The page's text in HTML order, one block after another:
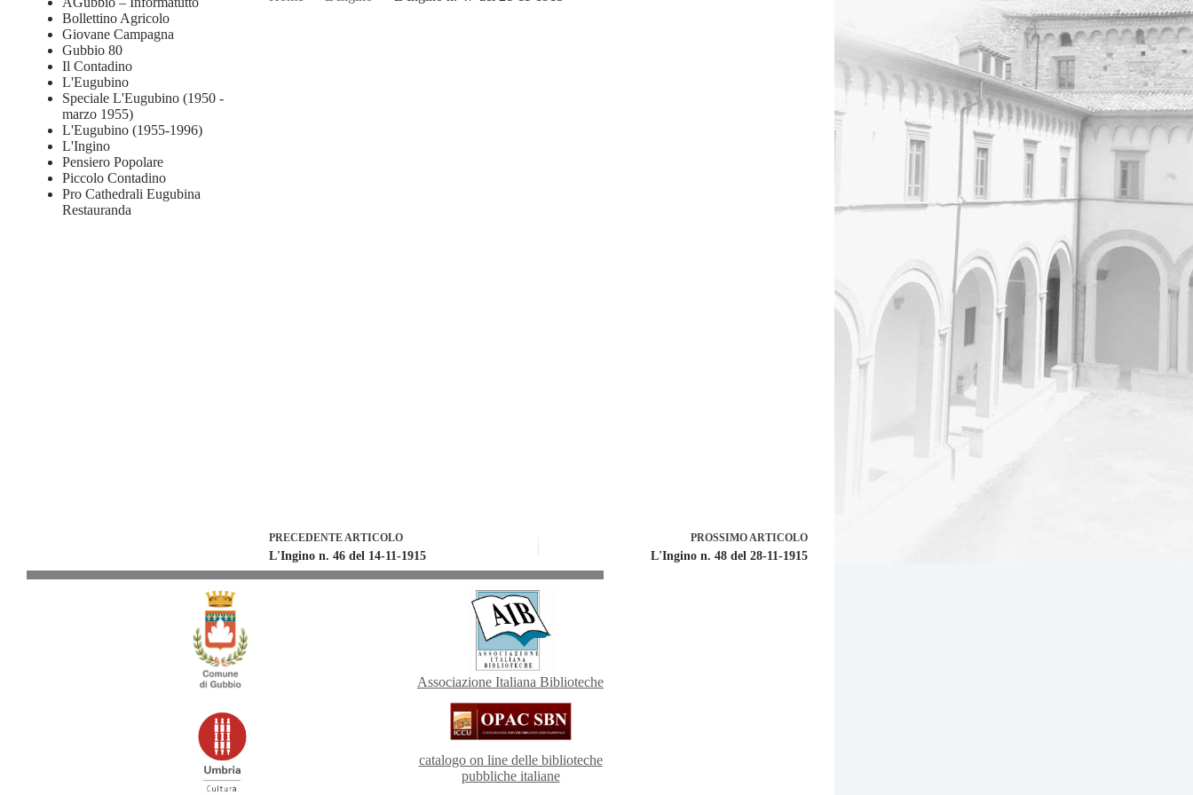
PRECEDENTEARTICOLO
L'Ingino n. 46 del 14-11-1915
PROSSIMOARTICOLO
L'Ingino n. 48 del 28-11-1915
Bollettino Agricolo
Giovane Campagna
Gubbio 80
Il Contadino
L'Eugubino
Speciale L'Eugubino (1950 -
marzo 1955)
L'Eugubino (1955-1996)
L'Ingino
Pensiero Popolare
Piccolo Contadino
Pro Cathedrali Eugubina
Restauranda
Associazione Italiana Biblioteche
catalogo on line delle biblioteche
pubbliche italiane